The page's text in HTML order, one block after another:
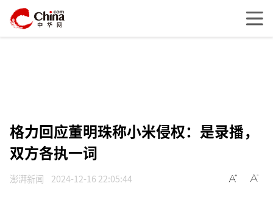
格力回应董明珠称小米侵权：是录播，
双方各执一词
澎湃新闻 2024-12-16 22:05:44